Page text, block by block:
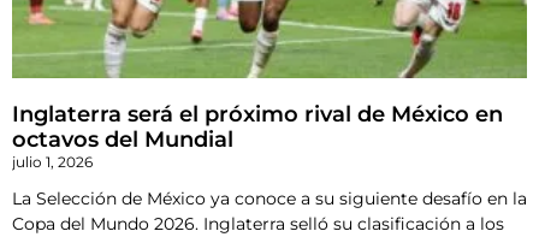
Inglaterra será el próximo rival de México en
octavos del Mundial
julio 1, 2026
La Selección de México ya conoce a su siguiente desafío en la
Copa del Mundo 2026. Inglaterra selló su clasificación a los